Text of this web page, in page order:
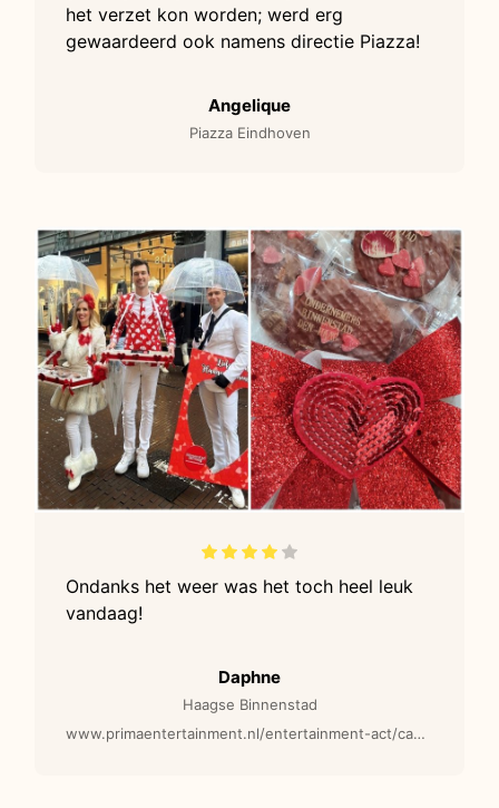
het verzet kon worden; werd erg
gewaardeerd ook namens directie Piazza!
Angelique
Piazza Eindhoven
Ondanks het weer was het toch heel leuk
vandaag!
Daphne
Haagse Binnenstad
www.primaentertainment.nl/entertainment-act/candy-girls-en-boys-hartjes-e120-e12-modellen/